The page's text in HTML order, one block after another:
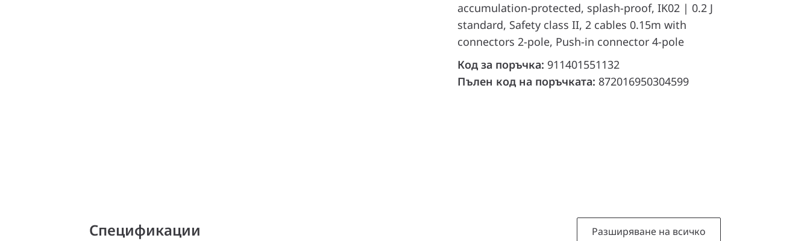
accumulation-protected, splash-proof, IK02 | 0.2 J
standard, Safety class II, 2 cables 0.15m with
connectors 2-pole, Push-in connector 4-pole
Код за поръчка: 911401551132
Пълен код на поръчката: 872016950304599
Спецификации Разширяване на всичко